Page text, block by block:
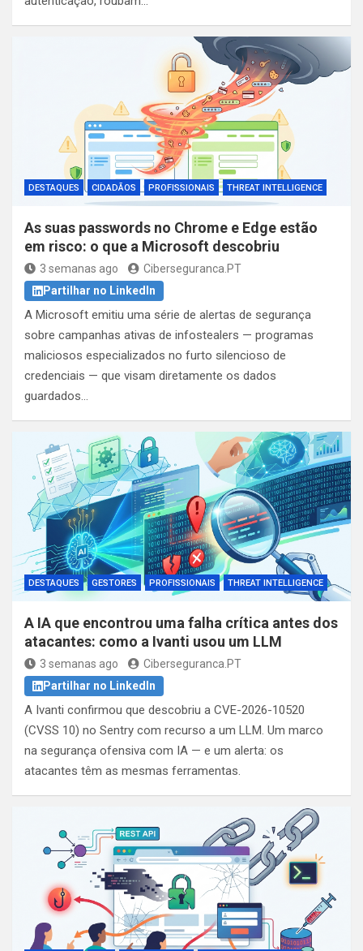
DESTAQUES CIDADÃOS PROFISSIONAIS THREAT INTELLIGENCE
As suas passwords no Chrome e Edge estão
em risco: o que a Microsoft descobriu
3 semanas ago
Ciberseguranca.PT
Partilhar no LinkedIn
A Microsoft emitiu uma série de alertas de segurança
sobre campanhas ativas de infostealers — programas
maliciosos especializados no furto silencioso de
credenciais — que visam diretamente os dados
guardados…
DESTAQUES GESTORES PROFISSIONAIS THREAT INTELLIGENCE
A IA que encontrou uma falha crítica antes dos
atacantes: como a Ivanti usou um LLM
3 semanas ago
Ciberseguranca.PT
Partilhar no LinkedIn
A Ivanti confirmou que descobriu a CVE-2026-10520
(CVSS 10) no Sentry com recurso a um LLM. Um marco
na segurança ofensiva com IA — e um alerta: os
atacantes têm as mesmas ferramentas.